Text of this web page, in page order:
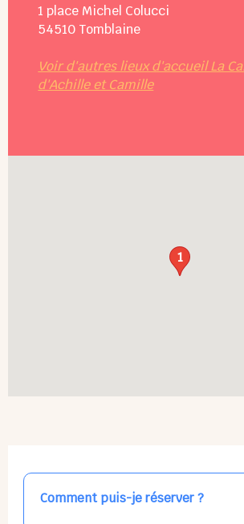
1 place Michel Colucci
54510 Tomblaine
Voir d'autres lieux d'accueil La
d'Achille et Camille
1
Comment puis-je réserver ?